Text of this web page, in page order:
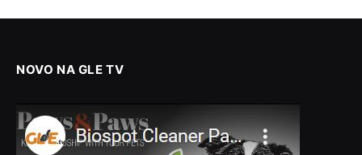
NOVO NA GLE TV